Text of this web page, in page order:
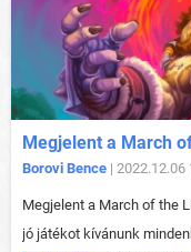
Megjelent a March
Borovi Bence | 2022.12.06
Megjelent a March of the
jó játékot kívánunk